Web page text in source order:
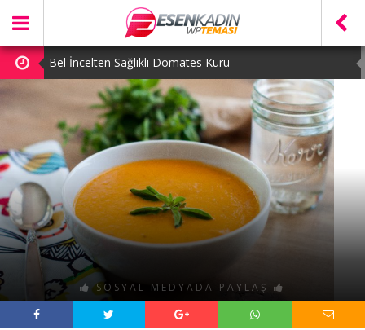
Bel İncelten Sağlıklı Domates Kürü
Detoks Çorbası Tarifi
Göbek Yağlarını Eriten Lahana Salatası
Kilo Aldırmayan Harika Ayva Tatlısı
Limonun İnsan Sağlığına Önemli Faydaları
SOSYAL MEDYADA PAYLAŞ